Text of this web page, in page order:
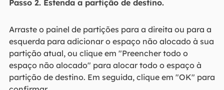
Passo 2. Estenda a partição de destino.
Arraste o painel de partições para a direita ou para a
esquerda para adicionar o espaço não alocado à sua
partição atual, ou clique em "Preencher todo o
espaço não alocado" para alocar todo o espaço à
partição de destino. Em seguida, clique em "OK" para